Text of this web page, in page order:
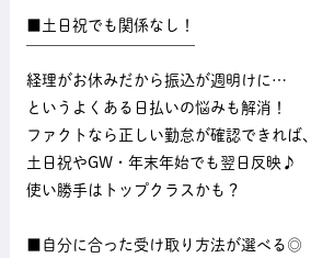
■土日祝でも関係なし！
経理がお休みだから振込が週明けに…
というよくある日払いの悩みも解消！
ファクトなら正しい勤怠が確認できれば、
土日祝やGW・年末年始でも翌日反映♪
使い勝手はトップクラスかも？
■自分に合った受け取り方法が選べる◎